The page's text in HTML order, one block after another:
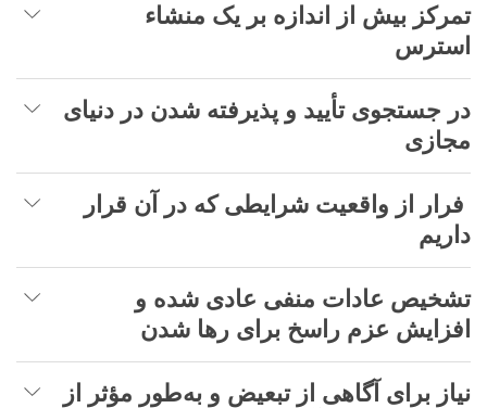
تمرکز بیش از اندازه بر یک منشاء
استرس
در جستجوی تأیید و پذیرفته شدن در دنیای
مجازی
فرار از واقعیت شرایطی که در آن قرار
داریم
تشخیص عادات منفی عادی شده و
افزایش عزم راسخ برای رها شدن
نیاز برای آگاهی از تبعیض و به‌طور مؤثر از